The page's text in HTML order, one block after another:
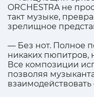
ORCHESTRA не
такт музыке,
зрелищное
— Без нот. Полное
никаких пюпитров,
Все композиции
позволяя
взаимодействовать